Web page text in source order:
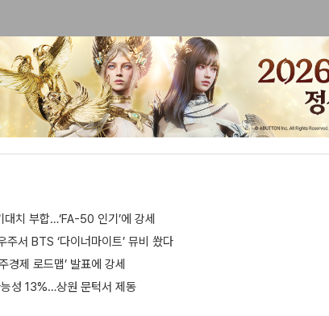
치 부합…‘FA-50 인기’에 강세
주서 BTS ‘다이너마이트’ 뮤비 쐈다
제 로드맵’ 발표에 강세
성 13%…상원 문턱서 제동